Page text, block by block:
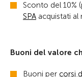
Sconto del 10%
SPA acquistati
Buoni del valore
Buoni per corsi